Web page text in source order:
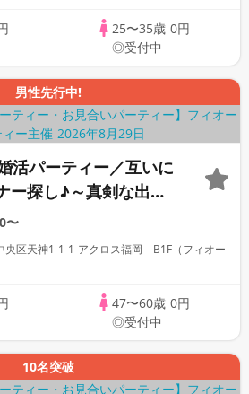
25〜35歳 0円
◎受付中
男性先行中!
活パーティー／互いに
ー探し♪～真剣な出会
〜
央区天神1-1-1 アクロス福岡 B1F（フィオー
47〜60歳 0円
◎受付中
10名突破